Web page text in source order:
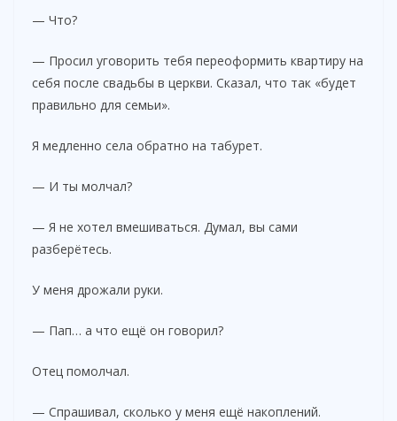
— Что?
— Просил уговорить тебя переоформить квартиру на
себя после свадьбы в церкви. Сказал, что так «будет
правильно для семьи».
Я медленно села обратно на табурет.
— И ты молчал?
— Я не хотел вмешиваться. Думал, вы сами
разберётесь.
У меня дрожали руки.
— Пап… а что ещё он говорил?
Отец помолчал.
— Спрашивал, сколько у меня ещё накоплений.